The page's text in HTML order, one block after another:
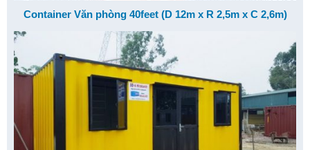
Container Văn phòng 40feet (D 12m x R 2,5m x C 2,6m)